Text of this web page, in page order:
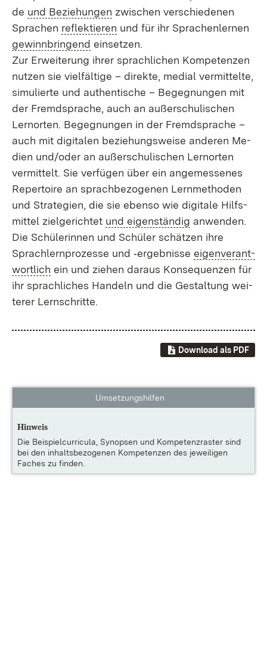
de und Be­zie­hun­gen zwi­schen ver­schie­de­nen
Spra­chen re­flek­tie­ren und für ihr Spra­chen­ler­nen
ge­winn­brin­gend ein­set­zen.
Zur Er­wei­te­rung ih­rer sprach­li­chen Kom­pe­ten­zen
nut­zen sie viel­fäl­ti­ge – di­rek­te, me­di­al ver­mit­tel­te,
si­mu­lier­te und au­then­ti­sche – Be­geg­nun­gen mit
der Fremd­spra­che, auch an au­ßer­schu­li­schen
Lern­or­ten. Be­geg­nun­gen in der Fremd­spra­che –
auch mit di­gi­ta­len be­zie­hungs­wei­se an­de­ren Me­
di­en un­d/o­der an au­ßer­schu­li­schen Lern­or­ten
ver­mit­telt. Sie ver­fü­gen über ein an­ge­mes­se­nes
Re­per­toire an sprach­be­zo­ge­nen Lern­me­tho­den
und Stra­te­gi­en, die sie eben­so wie di­gi­ta­le Hilfs­
mit­tel ziel­ge­rich­tet und ei­gen­stän­dig an­wen­den.
Die Schü­le­rin­nen und Schü­ler schät­zen ih­re
Sprach­lern­pro­zes­se und ‑er­geb­nis­se ei­gen­ver­ant­
wort­lich ein und zie­hen dar­aus Kon­se­quen­zen für
ihr sprach­li­ches Han­deln und die Ge­stal­tung wei­
te­rer Lern­schrit­te.
Download als PDF
Umsetzungshilfen
Hinweis
Die Beispielcurricula, Synopsen und Kompetenzraster sind
bei den inhaltsbezogenen Kompetenzen des jeweiligen
Faches zu finden.